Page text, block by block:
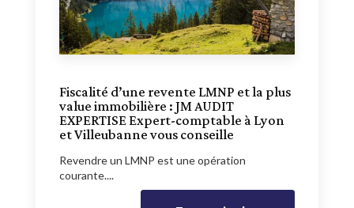
Fiscalité d’une revente LMNP et la plus
value immobilière : JM AUDIT
EXPERTISE Expert-comptable à Lyon
et Villeubanne vous conseille
Revendre un LMNP est une opération
courante....